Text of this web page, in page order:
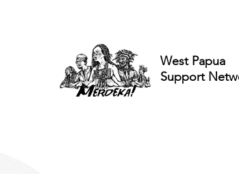
West Papua
Support